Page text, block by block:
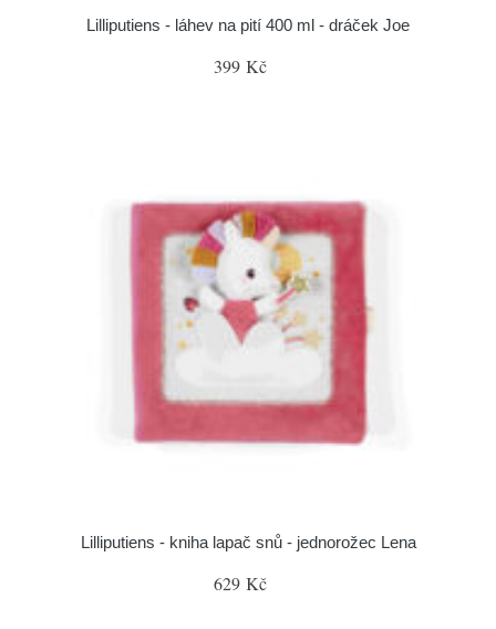
Lilliputiens - láhev na pití 400 ml - dráček Joe
399 Kč
Lilliputiens - kniha lapač snů - jednorožec Lena
629 Kč